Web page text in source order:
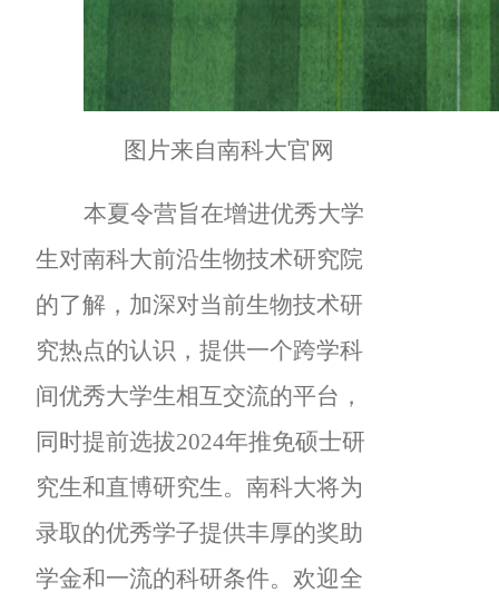
图片来自南科大官网
本夏令营旨在增进优秀大学
生对南科大前沿生物技术研究院
的了解，加深对当前生物技术研
究热点的认识，提供一个跨学科
间优秀大学生相互交流的平台，
同时提前选拔2024年推免硕士研
究生和直博研究生。南科大将为
录取的优秀学子提供丰厚的奖助
学金和一流的科研条件。欢迎全